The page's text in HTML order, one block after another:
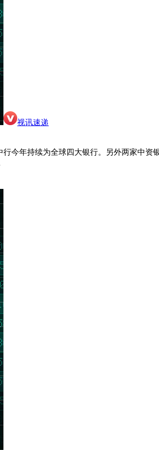
视讯速递
今年持续为全球四大银行。另外两家中资